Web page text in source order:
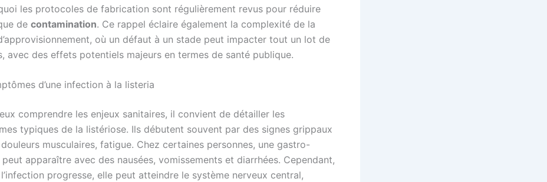
les protocoles de fabrication sont régulièrement revus pour réduire
de contamination. Ce rappel éclaire également la complexité de la
où un défaut à un stade peut impacter tout un lot de
avec des effets potentiels majeurs en termes de santé publique.
d’une infection à la listeria
comprendre les enjeux sanitaires, il convient de détailler les
typiques de la listériose. Ils débutent souvent par des signes grippaux
musculaires, fatigue. Chez certaines personnes, une gastro-
apparaître avec des nausées, vomissements et diarrhées. Cependant,
progresse, elle peut atteindre le système nerveux central,